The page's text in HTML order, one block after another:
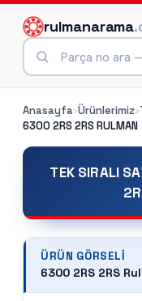
rulmanarama
Anasayfa›Ürünlerimiz›
6300 2RS 2RS RULMAN
TEK SIRALI
ÜRÜN GÖRSELI
6300 2RS 2RS